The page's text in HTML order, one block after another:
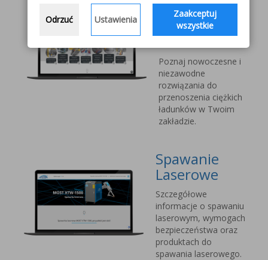
bliskiego
Vetter Kran
Technik
Poznaj nowoczesne i
niezawodne
rozwiązania do
przenoszenia ciężkich
ładunków w Twoim
zakładzie.
Spawanie
Laserowe
Szczegółowe
informacje o spawaniu
laserowym, wymogach
bezpieczeństwa oraz
produktach do
spawania laserowego.
Odrzuć Ustawienia
Zaakceptuj
wszystkie